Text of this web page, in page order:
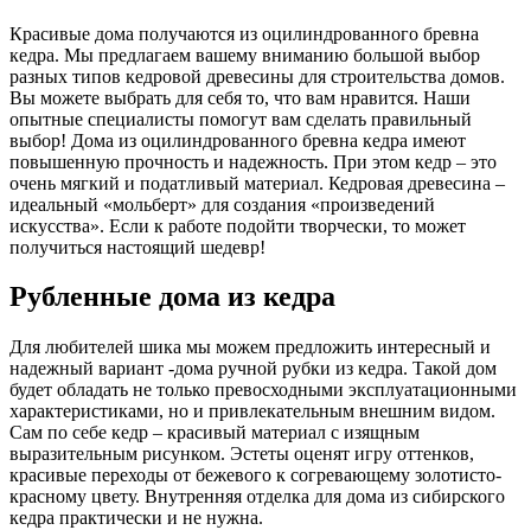
Красивые дома получаются из оцилиндрованного бревна
кедра. Мы предлагаем вашему вниманию большой выбор
разных типов кедровой древесины для строительства домов.
Вы можете выбрать для себя то, что вам нравится. Наши
опытные специалисты помогут вам сделать правильный
выбор! Дома из оцилиндрованного бревна кедра имеют
повышенную прочность и надежность. При этом кедр – это
очень мягкий и податливый материал. Кедровая древесина –
идеальный «мольберт» для создания «произведений
искусства». Если к работе подойти творчески, то может
получиться настоящий шедевр!
Рубленные дома из кедра
Для любителей шика мы можем предложить интересный и
надежный вариант -дома ручной рубки из кедра. Такой дом
будет обладать не только превосходными эксплуатационными
характеристиками, но и привлекательным внешним видом.
Сам по себе кедр – красивый материал с изящным
выразительным рисунком. Эстеты оценят игру оттенков,
красивые переходы от бежевого к согревающему золотисто-
красному цвету. Внутренняя отделка для дома из сибирского
кедра практически и не нужна.